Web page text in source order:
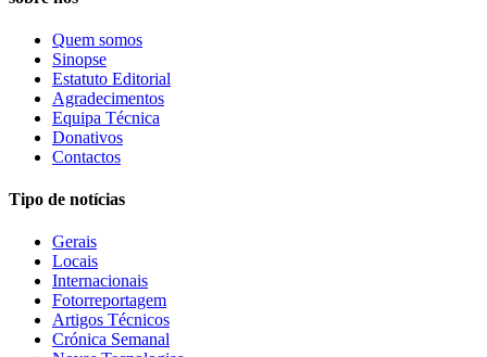
Quem somos
Sinopse
Estatuto Editorial
Agradecimentos
Equipa Técnica
Donativos
Contactos
Tipo de notícias
Gerais
Locais
Internacionais
Fotorreportagem
Artigos Técnicos
Crónica Semanal